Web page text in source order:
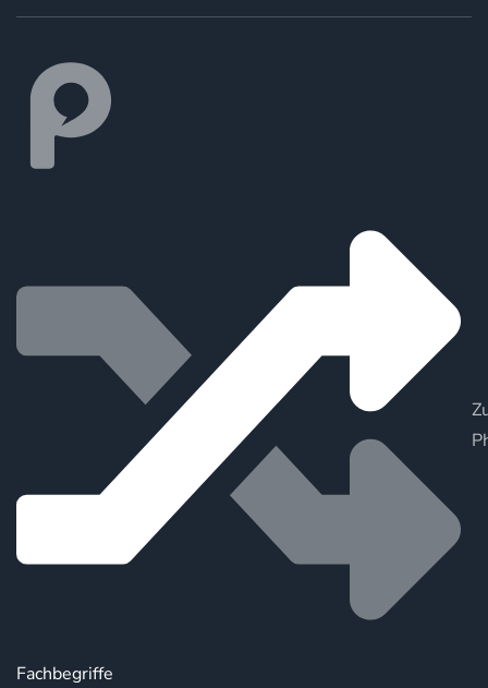
Fachbegriffe